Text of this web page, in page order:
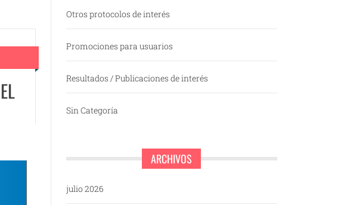
Otros protocolos de interés
Promociones para usuarios
Resultados / Publicaciones de interés
Sin Categoría
ARCHIVOS
julio 2026